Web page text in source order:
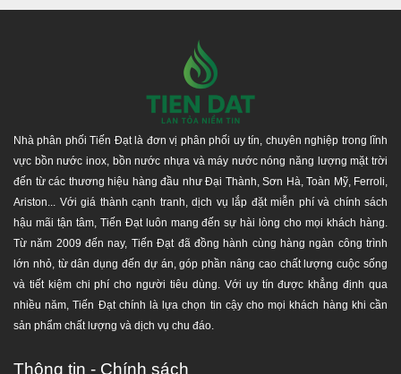
Nhà phân phối Tiến Đạt là đơn vị phân phối uy tín, chuyên nghiệp trong lĩnh
vực bồn nước inox, bồn nước nhựa và máy nước nóng năng lượng mặt trời
đến từ các thương hiệu hàng đầu như Đại Thành, Sơn Hà, Toàn Mỹ, Ferroli,
Ariston... Với giá thành cạnh tranh, dịch vụ lắp đặt miễn phí và chính sách
hậu mãi tận tâm, Tiến Đạt luôn mang đến sự hài lòng cho mọi khách hàng.
Từ năm 2009 đến nay, Tiến Đạt đã đồng hành cùng hàng ngàn công trình
lớn nhỏ, từ dân dụng đến dự án, góp phần nâng cao chất lượng cuộc sống
và tiết kiệm chi phí cho người tiêu dùng. Với uy tín được khẳng định qua
nhiều năm, Tiến Đạt chính là lựa chọn tin cậy cho mọi khách hàng khi cần
sản phẩm chất lượng và dịch vụ chu đáo.
Thông tin - Chính sách